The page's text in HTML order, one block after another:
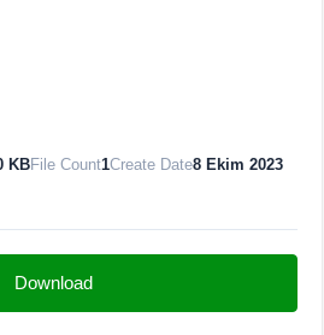
KBFile Count1Create Date8 Ekim 2023
Download